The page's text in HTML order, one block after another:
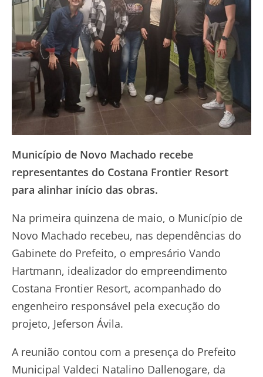
Município de Novo Machado recebe
representantes do Costana Frontier Resort
para alinhar início das obras.
Na primeira quinzena de maio, o Município de
Novo Machado recebeu, nas dependências do
Gabinete do Prefeito, o empresário Vando
Hartmann, idealizador do empreendimento
Costana Frontier Resort, acompanhado do
engenheiro responsável pela execução do
projeto, Jeferson Ávila.
A reunião contou com a presença do Prefeito
Municipal Valdeci Natalino Dallenogare, da